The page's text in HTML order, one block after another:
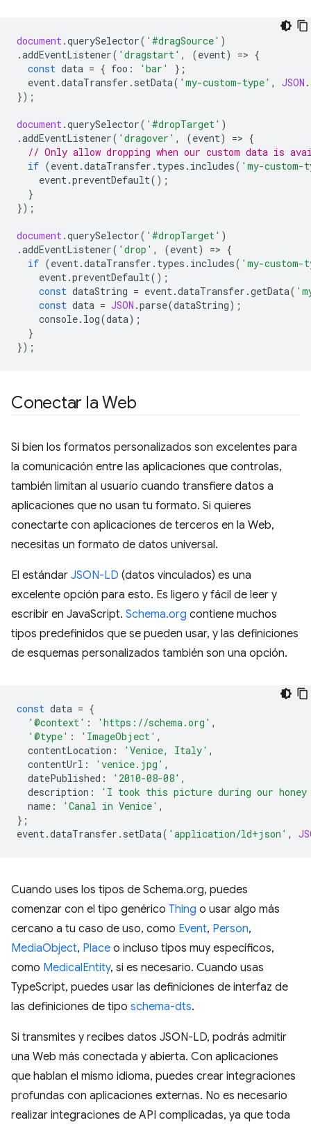
document.querySelector( '#dragSource' )
.addEventListener( 'dragstart' , (event) => {
const data = { foo : 'bar'
};
event.dataTransfer . setData( 'my-custom-type' , JSON .
});
document.querySelector( '#dropTarget' )
.addEventListener( 'dragover' , (event) => {
// Only allow dropping when our custom data is
if (event.dataTransfer . types . includes( 'my-custom-
event.preventDefault();
}
});
document.querySelector( '#dropTarget' )
.addEventListener( 'drop' , (event) => {
if (event.dataTransfer . types . includes( 'my-custom-
event.preventDefault();
const dataString = event.dataTransfer .getData(
const data = JSON .parse(dataString);
console. log(data);
}
});
Conectar la Web
Si bien los formatos personalizados son excelentes para
la comunicación entre las aplicaciones que controlas,
también limitan al usuario cuando transfiere datos a
aplicaciones que no usan tu formato. Si quieres
conectarte con aplicaciones de terceros en la Web,
necesitas un formato de datos universal.
El estándar JSON-LD (datos vinculados) es una
excelente opción para esto. Es ligero y fácil de leer y
escribir en JavaScript. Schema.org contiene muchos
tipos predefinidos que se pueden usar, y las definiciones
de esquemas personalizados también son una opción.
const data = {
'@context' : 'https://schema.org' ,
'@type' : 'ImageObject' ,
contentLocation : 'Venice, Italy' ,
contentUrl : 'venice.jpg' ,
datePublished : '2010-08-08' ,
description :
'I took this picture during our honey
name : 'Canal in Venice' ,
};
event.dataTransfer . setData( 'application/ld+json' ,
Cuando uses los tipos de Schema.org, puedes
comenzar con el tipo genérico Thing o usar algo más
cercano a tu caso de uso, como Event, Person,
MediaObject, Place o incluso tipos muy específicos,
como MedicalEntity, si es necesario. Cuando usas
TypeScript, puedes usar las definiciones de interfaz de
las definiciones de tipo schema-dts.
Si transmites y recibes datos JSON-LD, podrás admitir
una Web más conectada y abierta. Con aplicaciones
que hablan el mismo idioma, puedes crear integraciones
profundas con aplicaciones externas. No es necesario
realizar integraciones de API complicadas, ya que toda